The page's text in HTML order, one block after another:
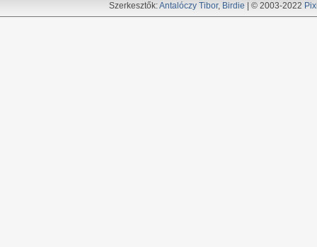
Szerkesztők:Antalóczy Tibor, Birdie | © 2003-2022